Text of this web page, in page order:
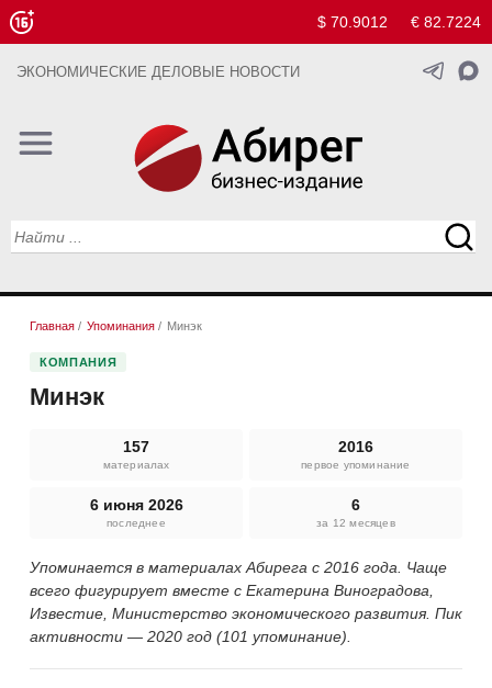
$ 70.9012 € 82.7224
ЭКОНОМИЧЕСКИЕ ДЕЛОВЫЕ НОВОСТИ
Главная / Упоминания / Минэк
КОМПАНИЯ
Минэк
157
материалах
2016
первое упоминание
6 июня 2026
последнее
6
за 12 месяцев
Упоминается в материалах Абирега с 2016 года. Чаще
всего фигурирует вместе с Екатерина Виноградова,
Известие, Министерство экономического развития. Пик
активности — 2020 год (101 упоминание).